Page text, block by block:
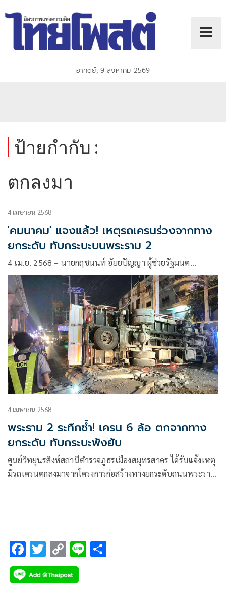
อาทิตย์, 9 สิงหาคม 2569
ป้ายกำกับ :
ตกลงมา
4 เมษายน 2568
'คมนาคม' แจงแล้ว! เหตุรถเครนร่วงจากทาง
ยกระดับ ทับกระบะบนพระราม 2
4 เม.ย. 2568 – นายกฤชนนท์ อัยยปัญญา ผู้ช่วยรัฐมนต…
4 เมษายน 2568
พระราม 2 ระทึกซ้ำ! เครน 6 ล้อ ตกจากทาง
ยกระดับ ทับกระบะพังยับ
ศูนย์วิทยุนรสิงห์สถานีตำรวจภูธรเมืองสมุทรสาคร ได้รับแจ้งเหตุ
มีรถเครนตกลงมาจากโครงการก่อสร้างทางยกระดับถนนพระราม
F
ac
e
T
wi
tt
C
o
p
Li